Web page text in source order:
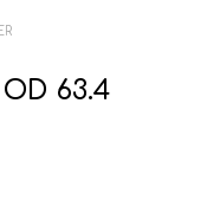
63.4